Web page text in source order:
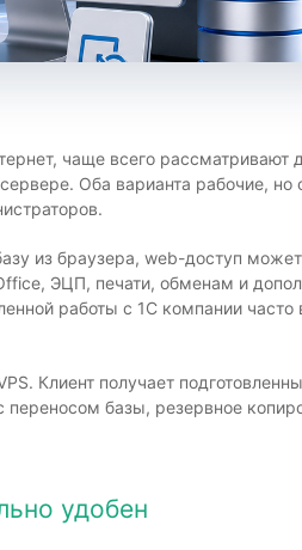
чаще всего
Оба варианта рабочие,
из браузера, web-доступ
ЭЦП, печати, обменам и
работы с 1С компании
Клиент получает
базы, резервное
удобен